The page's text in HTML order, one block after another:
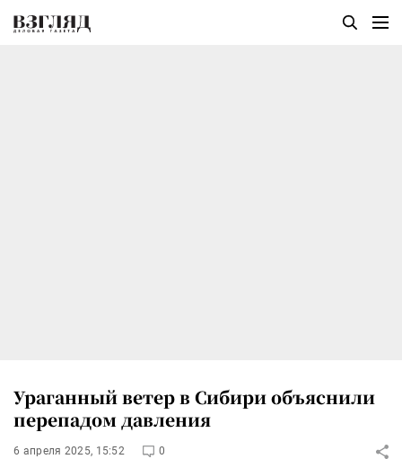
Ураганный ветер в Сибири объяснили
перепадом давления
6 апреля 2025, 15:52 0